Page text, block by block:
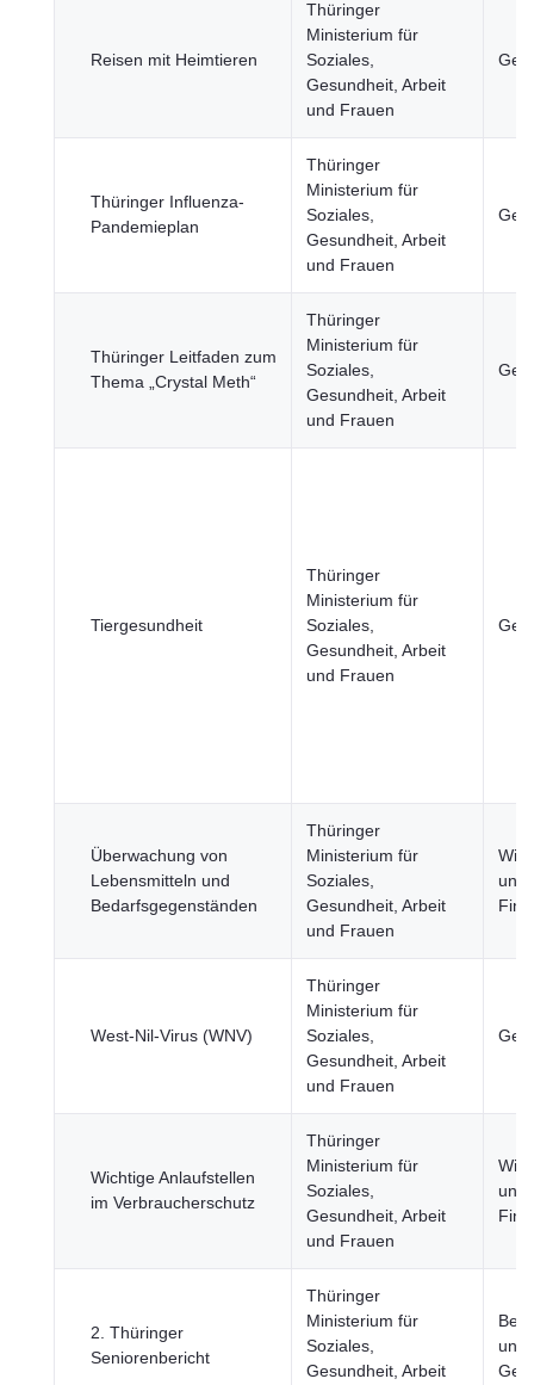
Reisen mit Heimtieren
Thüringer
Ministerium für
Soziales,
Gesundheit, Arbeit
und Frauen
Thüringer Influenza-
Pandemieplan
Thüringer
Ministerium für
Soziales,
Gesundheit, Arbeit
und Frauen
Thüringer Leitfaden zum
Thema „Crystal Meth“
Thüringer
Ministerium für
Soziales,
Gesundheit, Arbeit
und Frauen
Tiergesundheit
Thüringer
Ministerium für
Soziales,
Gesundheit, Arbeit
und Frauen
Überwachung von
Lebensmitteln und
Bedarfsgegenständen
Thüringer
Ministerium für
Soziales,
Gesundheit, Arbeit
und Frauen
und
West-Nil-Virus (WNV)
Thüringer
Ministerium für
Soziales,
Gesundheit, Arbeit
und Frauen
Wichtige Anlaufstellen
im Verbraucherschutz
Thüringer
Ministerium für
Soziales,
Gesundheit, Arbeit
und Frauen
und
2. Thüringer
Seniorenbericht
Thüringer
Ministerium für
Soziales,
Gesundheit, Arbeit
und